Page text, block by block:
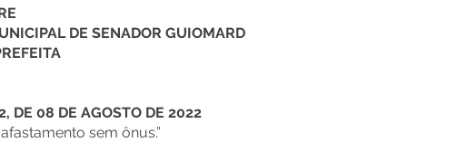
DE SENADOR GUIOMARD
DE 08 DE AGOSTO DE 2022
sem ônus.”